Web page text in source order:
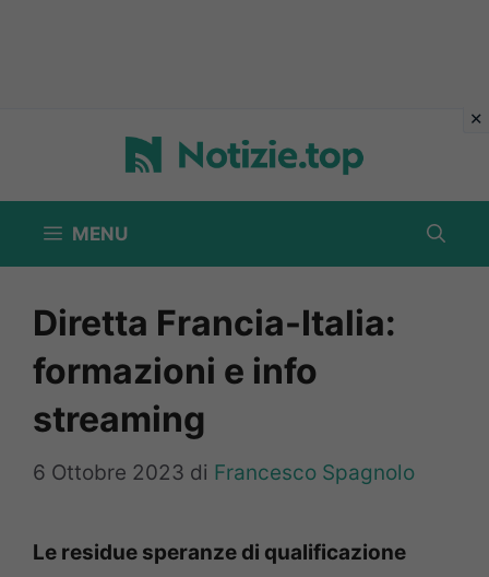
contenuto
MENU
Diretta Francia-Italia:
formazioni e info
streaming
6 Ottobre 2023 di Francesco Spagnolo
Le residue speranze di qualificazione